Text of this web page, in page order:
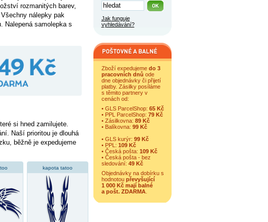
rozmanitých barev,
nálepky pak
Nalepená samolepka s
si hned zamilujete.
Naší prioritou je dlouhá
běžně je expedujeme
kapota tatoo
Jak funguje
vyhledávání?
Zboží expedujeme do 3
pracovních dnů ode
dne objednávky či přijetí
platby. Zásilky posíláme
s těmito partnery v
cenách od:
• GLS ParcelShop: 65 Kč
• PPL ParcelShop: 79 Kč
• Zásilkovna: 89 Kč
• Balíkovna: 99 Kč
• GLS kurýr: 99 Kč
• PPL: 109 Kč
• Česká pošta: 109 Kč
• Česká pošta - bez
sledování: 49 Kč
Objednávky na dobírku s
hodnotou převyšující
1 000 Kč mají balné
a pošt. ZDARMA.